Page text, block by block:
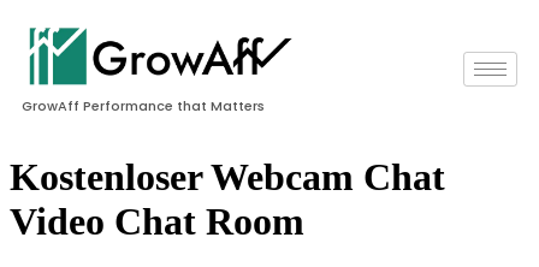
GrowAff Performance that Matters
Kostenloser Webcam Chat
Video Chat Room